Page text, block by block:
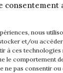
consentement
nous
et/ou
à ces
le comportement
ne pas consentir